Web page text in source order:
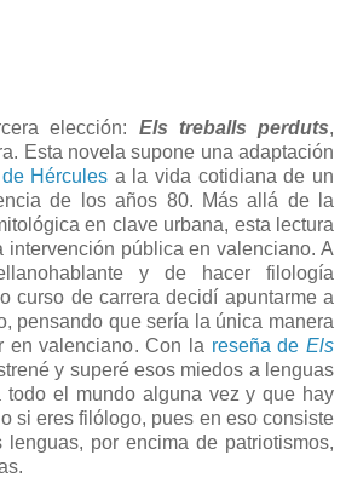
elección: Els treballs perduts,
Esta novela supone una adaptación
Hércules a la vida cotidiana de un
de los años 80. Más allá de la
en clave urbana, esta lectura
intervención pública en valenciano. A
y de hacer filología
curso de carrera decidí apuntarme a
pensando que sería la única manera
en valenciano. Con la reseña deEls
y superé esos miedos a lenguas
todo el mundo alguna vez y que hay
si eres filólogo, pues en eso consiste
por encima de patriotismos,